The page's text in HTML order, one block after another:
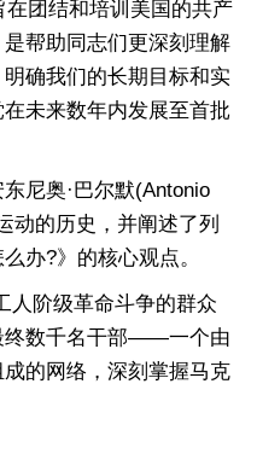
团结和培训美国的共产
帮助同志们更深刻理解
确我们的长期目标和实
未来数年内发展至首批
尼奥·巴尔默(Antonio
动的历史，并阐述了列
办?》的核心观点。
阶级革命斗争的群众
终数千名干部——一个由
的网络，深刻掌握马克